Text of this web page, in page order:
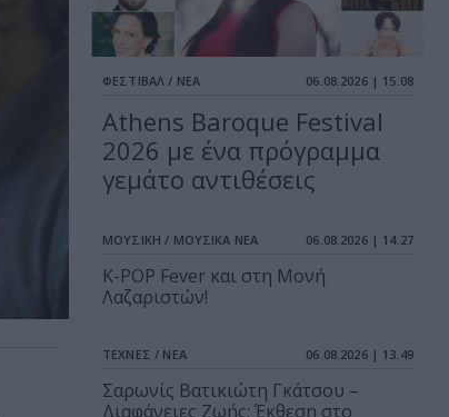
ΦΕΣΤΙΒΑΛ / ΝΕΑ 06.08.2026 | 15.08
Athens Baroque Festival
2026 με ένα πρόγραμμα
γεμάτο αντιθέσεις
ΜΟΥΣΙΚΗ / ΜΟΥΣΙΚΑ ΝΕΑ 06.08.2026 | 14.27
K-POP Fever και στη Μονή
Λαζαριστών!
ΤΕΧΝΕΣ / ΝΕΑ 06.08.2026 | 13.49
Σαρωνίς Βατικιώτη Γκάτσου –
Διαφάνειες Ζωής: Έκθεση στο